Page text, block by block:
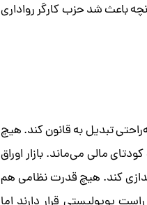
باعث شد حزب کارگر رواداری
تبدیل به قانون کند. هیچ
مالی می‌ماند. بازار اوراق
کند. هیچ قدرت نظامی هم